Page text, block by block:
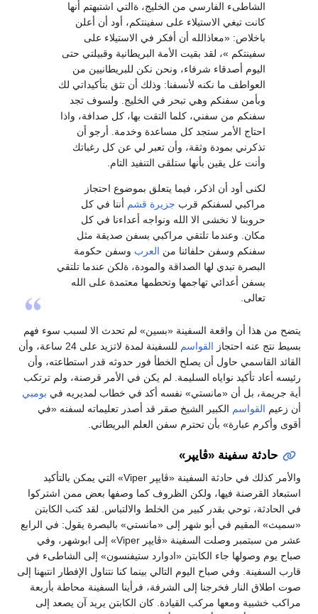
الشاطىء الفارسي من الخليج، ةالتي اشتبهتم أنها
كانت تبغي الاستيلاء على سفينتكم، أود أن أعلن
باخلاص: «معاذالله أن أفكر في الاستيلاء على
سفينتكم »، لقد بقيت الأمة البريطانية وقبيلتي حتى
اليوم أصدقاء شرفاء، ونحن نكن للبريطانيين من
العواطف ما نكنه لأنسفنا: وذلك أن تثق بتأكيداتي لك
وبأمن سفنكم وهي تبحر في الخليج. ولسوف تجد
سفنكم من سفني، كلما التقت بها، كل صدافة، واذا
احتاج الأمر ستجد كل مساعدة وخدمة. أرجو أن
تذكرني بمودة وثقة، وأن تعبر لي عن كل رغباتك
وأنت عل يقين بأنها ستلقى التنفيد التام.
لكنى أود أن اذكر، فيما يتعلق بموضوع احتجاز
مراكبي لسفنكم قرب جزيرة قشم أننا في كل
حروبنا لا نخشى الا الله ونواجه أعداءنا في كل
مكان. وعندما تلتقي مراكبي بسفن صديقة مثل
سفنكم وسفن حلفائنا من العرب وسفن حكومة
البصرة تبدي لها الصداقة والمودة، ةلكن عندما تلتقي
بسفن أعدائي تهاجمها وتحطمها معتمدة على الله
تعالى.
يتضح من هذا أن واقعة السفينة «بسين» لم تحدث الا لسبب سوء فهم
بسيط نتج عنه احتجاز القواسم
للسفينة لمدة لاتزيد على 24 ساعة، وأن
القائد القاسمي حاول أن يصلح الخطأ فور حدوثه قدر استطاعته، وأن
رئيسه أعاد تأكيد نواياه السليمة. لم يكن في الأمر قرصنة، ولم ترتكب
أية جريمة، بل أن «مانستي» نفسه أكد في خطاب لمديريه في بومبي
أن زعيم القواسم الكبير الشيخ صقر قد أصدر تعليماته لسفنه «في
أقوى وأكرم عبارة» بأن تحترم سفن العلم البريطاني.
حادثة سفينة «ڤايپر»
والأمر كذلك في حادثة السفينة «ڤايپر Viper» التي يمكن بالتأكيد
استبعاد القرصنة فيها، ولكن الظروف كما وصفها بعض ممن اشتركوا
في الحادثة، توحي بقدر كبير من الخلط والالتباس. لقد كتب الكابتن
«سميث» المقيم في أبو شهر إلى «مانستي» بالبصرة يقول: في الرابع
عشر من سبتمبر وصلت السفينة «ڤايپر Viper» إلى ابوشهر، وفي
صباح يوم وصولها جاء الكابتن «ادوارد ستيفنسون» إلى الشاطىء في
قارب السفينة. وفي صباح اليوم التالي بينما كنا نتناول الإفطار انتبهنا إلى
صوت اطلاق النار فخرجنا إلى الشرفة، فرأينا السفينة محاطة بأربعة
مراكب خشبية ومعها مركب القيادة. كان الكابتن يريد آن يصعد إلى